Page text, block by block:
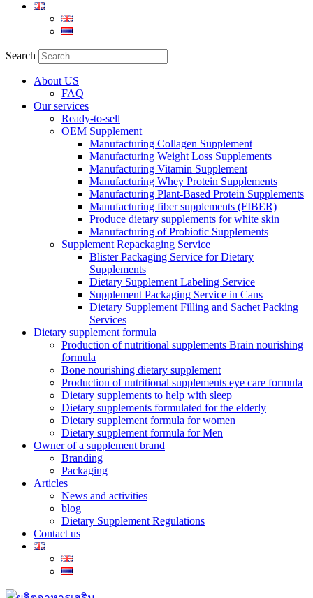
Search
About US
FAQ
Our services
Ready-to-sell
OEM Supplement
Manufacturing Collagen Supplement
Manufacturing Weight Loss Supplements
Manufacturing Vitamin Supplement
Manufacturing Whey Protein Supplements
Manufacturing Plant-Based Protein Supplements
Manufacturing fiber supplements (FIBER)
Produce dietary supplements for white skin
Manufacturing of Probiotic Supplements
Supplement Repackaging Service
Blister Packaging Service for Dietary
Supplements​
Dietary Supplement Labeling Service
Supplement Packaging Service in Cans
Dietary Supplement Filling and Sachet Packing
Services
Dietary supplement formula
Production of nutritional supplements Brain nourishing
formula
Bone nourishing dietary supplement
Production of nutritional supplements eye care formula
Dietary supplements to help with sleep
Dietary supplements formulated for the elderly
Dietary supplement formula for women
Dietary supplement formula for Men
Owner of a supplement brand
Branding
Packaging
Articles
News and activities
blog
Dietary Supplement Regulations
Contact us